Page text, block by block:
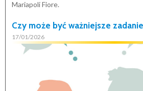
Mariapoli Fiore.
Czy może być ważniejsze
17/01/2026